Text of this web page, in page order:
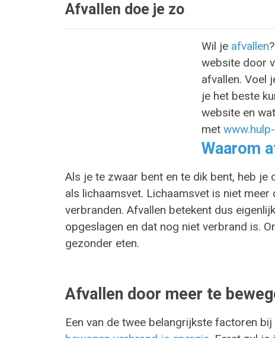
Afvallen doe je zo
Wil je afvallen
website door
afvallen. Voel
je het beste
website en
met
Waarom
Als je te zwaar bent en te dik bent, heb
als lichaamsvet. Lichaamsvet is niet
verbranden. Afvallen betekent dus eigenlijk
opgeslagen en dat nog niet verbrand is.
gezonder eten.
Afvallen door meer te
Een van de twee belangrijkste factoren